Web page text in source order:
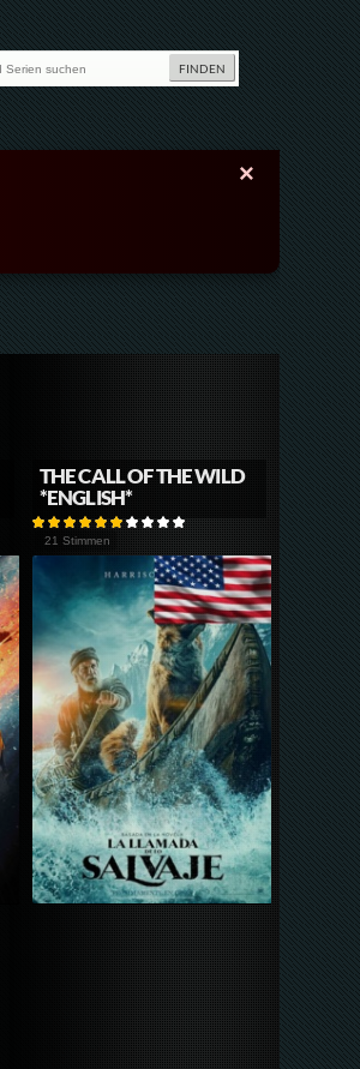
×
THE CALL OF THE WILD
*ENGLISH*
21 Stimmen